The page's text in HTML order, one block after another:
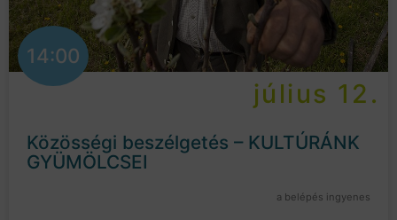
14:00
július 12.
Közösségi beszélgetés – KULTÚRÁNK
GYÜMÖLCSEI
a belépés ingyenes